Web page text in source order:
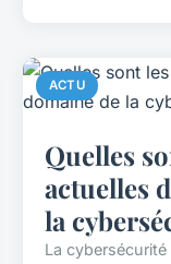
ACTU
Quelles
actuelles
la
La